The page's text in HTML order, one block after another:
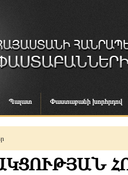
Պալատ Փաստաբանի խորհրդով